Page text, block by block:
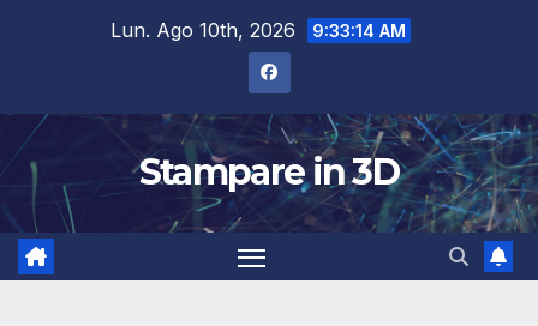
Lun. Ago 10th, 2026 9:33:15 AM
Stampare in 3D